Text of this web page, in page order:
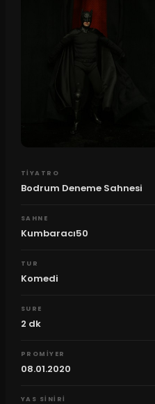
TIYATRO
Bodrum Deneme Sahnesi
SAHNE
Kumbaracı50
TUR
Komedi
SURE
2 dk
PROMIYER
08.01.2020
YAS SINIRI